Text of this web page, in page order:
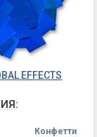
EFFECTS
Конфетти